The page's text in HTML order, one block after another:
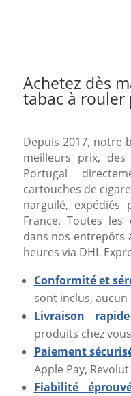
Achetez dès
tabac à rouler
Depuis 2017, notre
meilleurs prix,
Portugal
cartouches de
narguilé,
France. Toutes les
dans nos entrepôts
heures via DHL
Conformité et
sont inclus,
Livraison
produits chez
Paiement
Apple Pay,
Fiabilité